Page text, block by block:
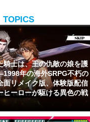
TOPICS
騎士は、王の仇敵の娘を護
年の海外SRPG不朽の
面リメイク版、体験版配信
ヒーローが駆ける異色の戦